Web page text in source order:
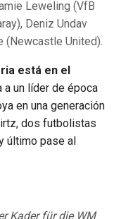
Leweling (VfB
Deniz Undav
(Newcastle United).
está en el
a un líder de época
en una generación
dos futbolistas
último pase al
Kader für die WM